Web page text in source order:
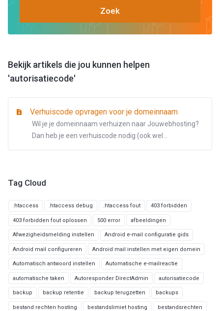
Zoek
Bekijk artikels die jou kunnen helpen
'autorisatiecode'
Verhuiscode opvragen voor je domeinnaam
Wil je je domeinnaam verhuizen naar Jouwebhosting?
Dan heb je een verhuiscode nodig (ook wel...
Tag Cloud
.htaccess .htaccess debug .htaccess fout 403 forbidden
403 forbidden fout oplossen 500 error afbeeldingen
Afwezigheidsmelding instellen Android e-mail configuratie gids
Android mail configureren Android mail instellen met eigen domein
Automatisch antwoord instellen Automatische e-mailreactie
automatische taken Autoresponder DirectAdmin autorisatiecode
backup backup retentie backup terugzetten backups
bestand rechten hosting bestandslimiet hosting bestandsrechten